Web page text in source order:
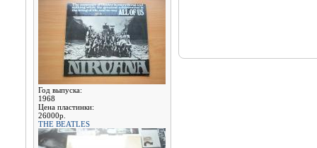
Год выпуска:
1968
Цена пластинки:
26000р.
THE BEATLES